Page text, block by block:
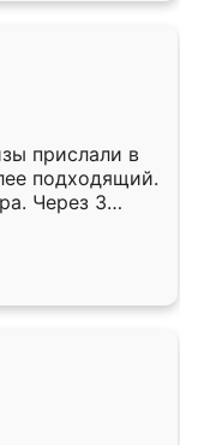
прислали в
подходящий.
Через 3
Остались